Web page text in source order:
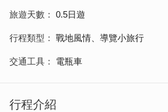
旅遊天數 0.5日遊
行程類型 戰地風情、導覽小旅行
交通工具 電瓶車
行程介紹